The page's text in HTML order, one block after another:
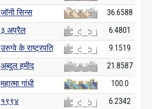
जॉनी सिन्स
36.6588
३ अप्रैल
6.4801
उरुग्वे के राष्ट्रपति
9.1519
अब्दुल हमीद
21.8587
महात्मा गांधी
100.0
१९९४
6.2342